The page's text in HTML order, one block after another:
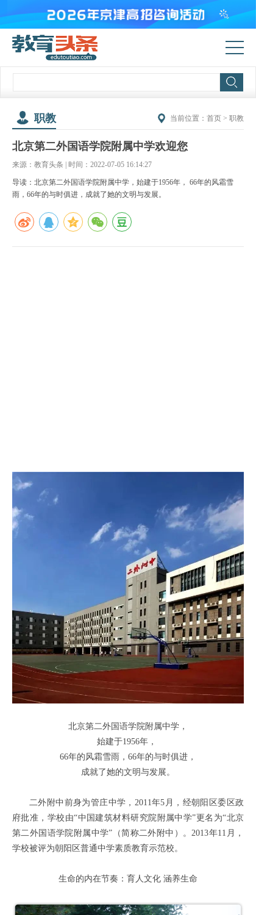
职教 当前位置： 首页 > 职教
北京第二外国语学院附属中学欢迎您
来源：教育头条 | 时间：2022-07-05 16:14:27
导读：北京第二外国语学院附属中学，始建于1956年， 66年的风霜雪
雨，66年的与时俱进，成就了她的文明与发展。
北京第二外国语学院附属中学，
始建于1956年，
66年的风霜雪雨，66年的与时俱进，
成就了她的文明与发展。
二外附中前身为管庄中学，2011年5月，经朝阳区委区政
府批准，学校由“中国建筑材料研究院附属中学”更名为“北京
第二外国语学院附属中学”（简称二外附中）。2013年11月，
学校被评为朝阳区普通中学素质教育示范校。
生命的内在节奏：育人文化 涵养生命